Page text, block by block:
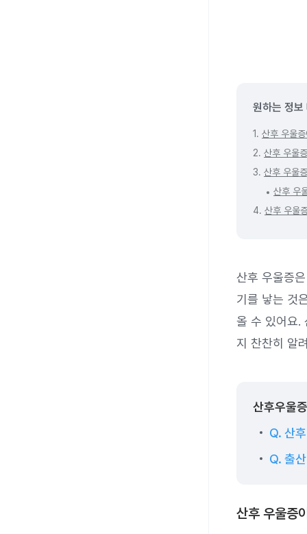
원하는 정보
1. 산후 우울
2. 산후 우울
3. 산후 우울
산후 우
4. 산후 우울
산후 우울증
기를 낳는 것
올 수 있어요.
지 찬찬히 알
산후우울
Q. 산
Q. 출
산후 우울증